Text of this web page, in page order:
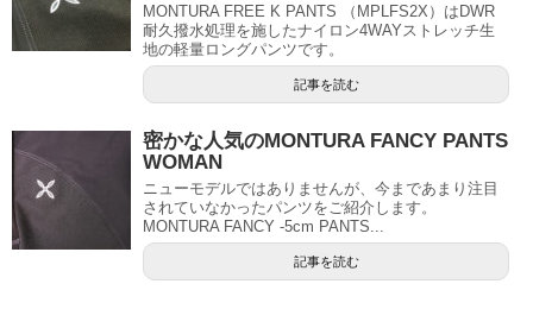
MONTURA FREE K PANTS （MPLFS2X）はDWR
耐久撥水処理を施したナイロン4WAYストレッチ生
地の軽量ロングパンツです。
記事を読む
密かな人気のMONTURA FANCY PANTS
WOMAN
ニューモデルではありませんが、今まであまり注目
されていなかったパンツをご紹介します。
MONTURA FANCY -5cm PANTS...
記事を読む